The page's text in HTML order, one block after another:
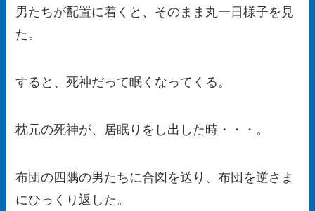
男たちが配置に着くと、そのまま丸一日様子を見
た。
すると、死神だって眠くなってくる。
枕元の死神が、居眠りをし出した時・・・。
布団の四隅の男たちに合図を送り、布団を逆さま
にひっくり返した。